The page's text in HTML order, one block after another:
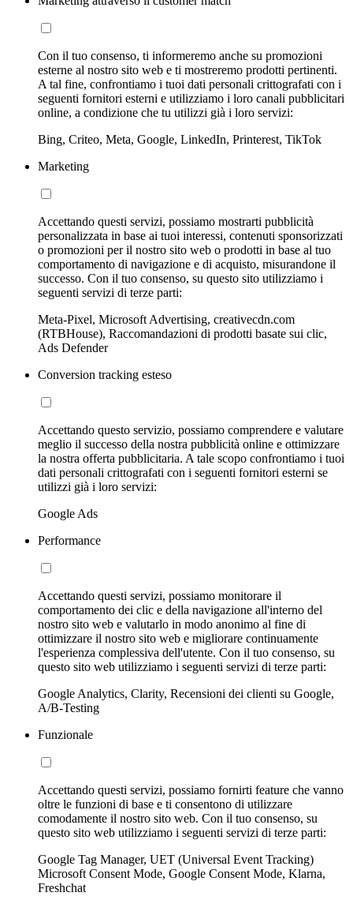
Con il tuo consenso, ti informeremo anche su promozioni
esterne al nostro sito web e ti mostreremo prodotti pertinenti.
A tal fine, confrontiamo i tuoi dati personali crittografati con i
seguenti fornitori esterni e utilizziamo i loro canali pubblicitari
online, a condizione che tu utilizzi già i loro servizi:
Bing, Criteo, Meta, Google, LinkedIn, Printerest, TikTok
Marketing
Accettando questi servizi, possiamo mostrarti pubblicità
personalizzata in base ai tuoi interessi, contenuti sponsorizzati
o promozioni per il nostro sito web o prodotti in base al tuo
comportamento di navigazione e di acquisto, misurandone il
successo. Con il tuo consenso, su questo sito utilizziamo i
seguenti servizi di terze parti:
Meta-Pixel, Microsoft Advertising, creativecdn.com
(RTBHouse), Raccomandazioni di prodotti basate sui clic,
Ads Defender
Conversion tracking esteso
Accettando questo servizio, possiamo comprendere e valutare
meglio il successo della nostra pubblicità online e ottimizzare
la nostra offerta pubblicitaria. A tale scopo confrontiamo i tuoi
dati personali crittografati con i seguenti fornitori esterni se
utilizzi già i loro servizi:
Google Ads
Performance
Accettando questi servizi, possiamo monitorare il
comportamento dei clic e della navigazione all'interno del
nostro sito web e valutarlo in modo anonimo al fine di
ottimizzare il nostro sito web e migliorare continuamente
l'esperienza complessiva dell'utente. Con il tuo consenso, su
questo sito web utilizziamo i seguenti servizi di terze parti:
Google Analytics, Clarity, Recensioni dei clienti su Google,
A/B-Testing
Funzionale
Accettando questi servizi, possiamo fornirti feature che vanno
oltre le funzioni di base e ti consentono di utilizzare
comodamente il nostro sito web. Con il tuo consenso, su
questo sito web utilizziamo i seguenti servizi di terze parti:
Google Tag Manager, UET (Universal Event Tracking)
Microsoft Consent Mode, Google Consent Mode, Klarna,
Freshchat